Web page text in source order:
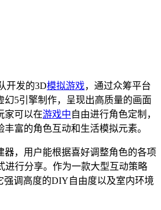
开发的3D模拟游戏，通过众筹平台
幻5引擎制作，呈现出高质量的画面
家可以在游戏中自由进行角色定制，
富的角色互动和生活模拟元素。
器，用户能根据喜好调整角色的各项
进行分享。作为一款大型互动策略
强调高度的DIY自由度以及室内环境